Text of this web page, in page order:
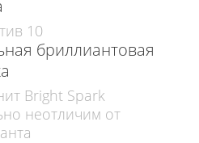
10
бриллиантовая
Bright Spark
неотличим от